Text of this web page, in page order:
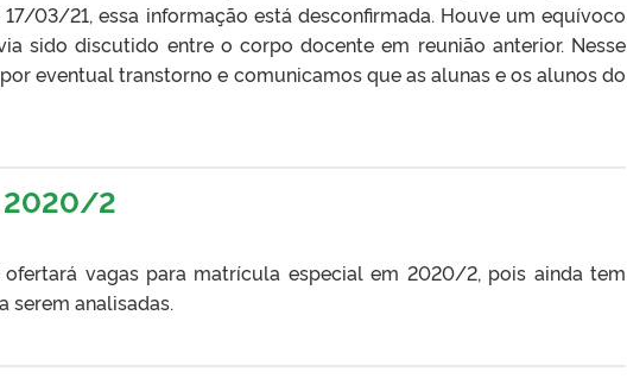
03/21, essa informação está desconfirmada. Houve um equívoco
sido discutido entre o corpo docente em reunião anterior. Nesse
eventual transtorno e comunicamos que as alunas e os alunos do
2020/2
vagas para matrícula especial em 2020/2, pois ainda tem
serem analisadas.